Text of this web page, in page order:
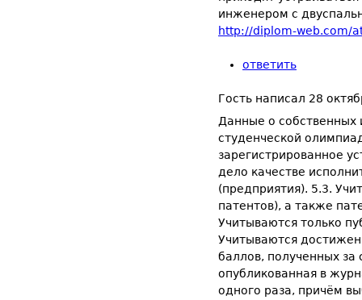
инженером с
http://diplom-web.com/
ответить
Гость написал 28
Данные о собственных
студенческой
зарегистрированное
дело качестве
(предприятия). 5.3.
патентов), а также
Учитываются только
Учитываются
баллов, полученных
опубликованная в
одного раза, причём